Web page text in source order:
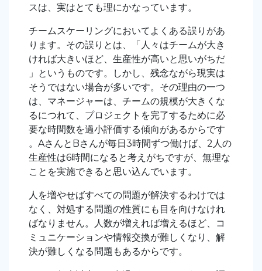
スは、実はとても理にかなっています。
チームスケーリングにおいてよくある誤りがあ
ります。その誤りとは、「人々はチームが大き
ければ大きいほど、生産性が高いと思いがちだ
」というものです。しかし、残念ながら現実は
そうではない場合が多いです。その理由の一つ
は、マネージャーは、チームの規模が大きくな
るにつれて、プロジェクトを完了するために必
要な時間数を過小評価する傾向があるからです
。AさんとBさんが毎日3時間ずつ働けば、2人の
生産性は6時間になると考えがちですが、無理な
ことを実施できると思い込んでいます。
人を増やせばすべての問題が解決するわけでは
なく、対処する問題の性質にも目を向けなけれ
ばなりません。人数が増えれば増えるほど、コ
ミュニケーションや情報交換が難しくなり、解
決が難しくなる問題もあるからです。